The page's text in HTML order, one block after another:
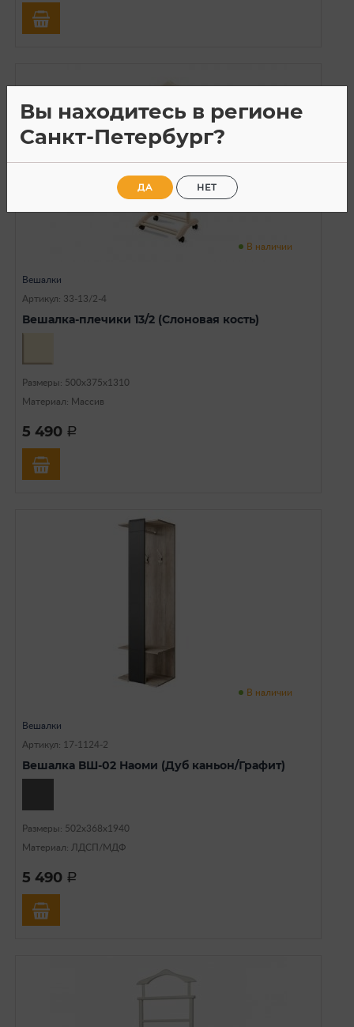
В наличии
Вешалки
Артикул: 33-13/2-4
Вешалка-плечики 13/2 (Слоновая кость)
Размеры: 500x375x1310
Материал: Массив
5 490 a
В наличии
Вешалки
Артикул: 17-1124-2
Вешалка ВШ-02 Наоми (Дуб каньон/Графит)
Размеры: 502х368х1940
Материал: ЛДСП/МДФ
5 490 a
Вы находитесь в регионе
Санкт-Петербург?
ДА НЕТ